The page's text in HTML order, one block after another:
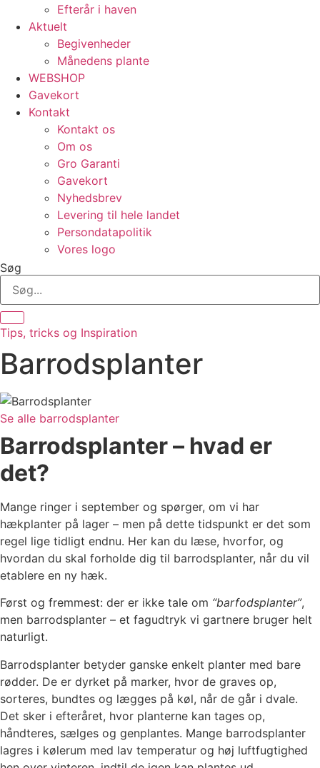
Efterår i haven
Aktuelt
Begivenheder
Månedens plante
WEBSHOP
Gavekort
Kontakt
Kontakt os
Om os
Gro Garanti
Gavekort
Nyhedsbrev
Levering til hele landet
Persondatapolitik
Vores logo
Søg
Tips, tricks og Inspiration
Barrodsplanter
Se alle barrodsplanter
Barrodsplanter – hvad er
det?
Mange ringer i september og spørger, om vi har
hækplanter på lager – men på dette tidspunkt er det som
regel lige tidligt endnu. Her kan du læse, hvorfor, og
hvordan du skal forholde dig til barrodsplanter, når du vil
etablere en ny hæk.
Først og fremmest: der er ikke tale om “barfodsplanter”,
men barrodsplanter – et fagudtryk vi gartnere bruger helt
naturligt.
Barrodsplanter betyder ganske enkelt planter med bare
rødder. De er dyrket på marker, hvor de graves op,
sorteres, bundtes og lægges på køl, når de går i dvale.
Det sker i efteråret, hvor planterne kan tages op,
håndteres, sælges og genplantes. Mange barrodsplanter
lagres i kølerum med lav temperatur og høj luftfugtighed